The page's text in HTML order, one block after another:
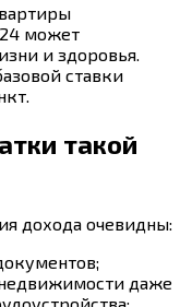
может
и здоровья.
ставки
такой
дохода очевидны:
даже